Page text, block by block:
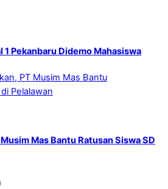
Pekanbaru Didemo Mahasiswa
Mas Bantu Ratusan Siswa SD